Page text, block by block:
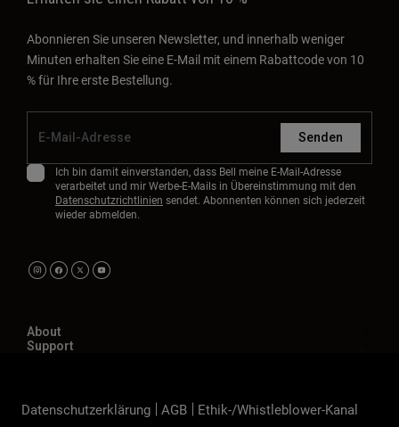
Abonnieren Sie unseren Newsletter, und innerhalb weniger
Minuten erhalten Sie eine E-Mail mit einem Rabattcode von 10
% für Ihre erste Bestellung.
Senden
Ich bin damit einverstanden, dass Bell meine E-Mail-Adresse
verarbeitet und mir Werbe-E-Mails in Übereinstimmung mit den
Datenschutzrichtlinien sendet. Abonnenten können sich jederzeit
wieder abmelden.
About
Support
Datenschutzerklärung AGB Ethik-/Whistleblower-Kanal